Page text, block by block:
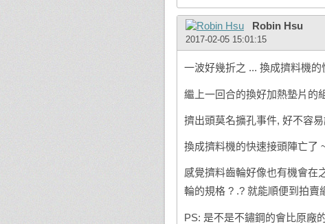
Robin Hsu
2017-02-05 15:01:15
一波好幾折之 ... 換成擠料機
繼上一回合的換好加熱墊片的
擠出頭莫名擴孔事件, 好不容
換成擠料機的快速接頭陣亡了
感覺擠料齒輪好像也有機會在
輪的規格 ? .? 就能順便到拍賣
PS: 是不是不鏽鋼的會比原廠